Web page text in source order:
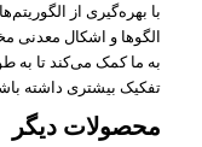
با بهره‌گیری از
الگوها و اشکال معدنی
به ما کمک می‌کند تا به
تفکیک بیشتری داشته
محصولات دیگر